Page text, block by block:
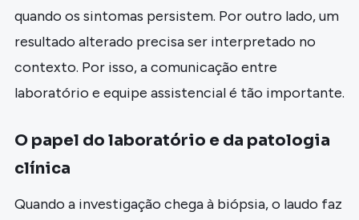
quando os sintomas persistem. Por outro lado, um
resultado alterado precisa ser interpretado no
contexto. Por isso, a comunicação entre
laboratório e equipe assistencial é tão importante.
O papel do laboratório e da patologia
clínica
Quando a investigação chega à biópsia, o laudo faz